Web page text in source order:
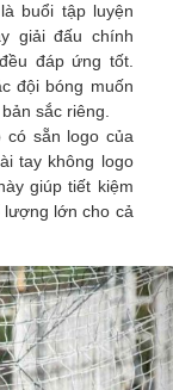
buổi tập luyện
giải đấu chính
đáp ứng tốt.
đội bóng muốn
sắc riêng.
có sẵn logo của
tay không logo
giúp tiết kiệm
lượng lớn cho cả